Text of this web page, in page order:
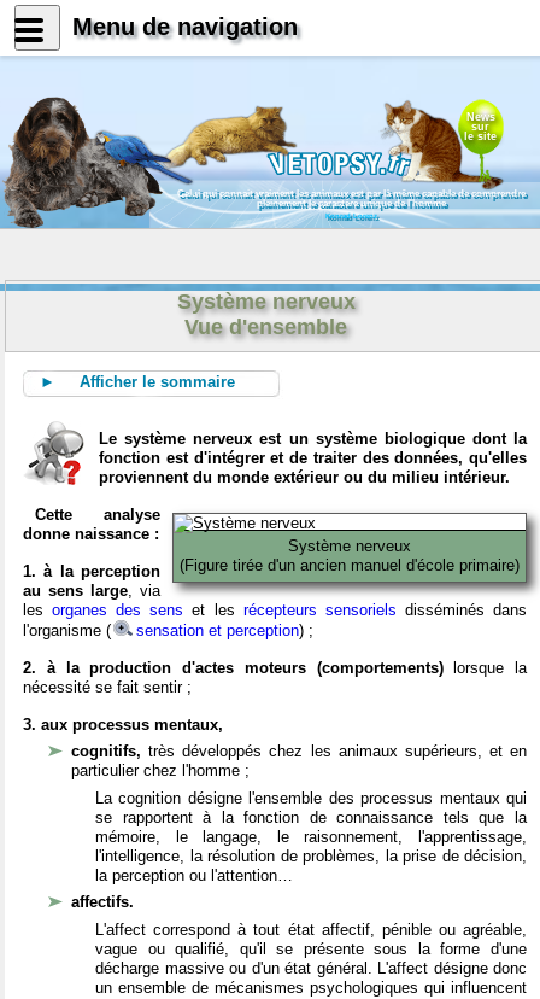
News
sur
le site
Celui qui connait vraiment les animaux est par là même capable de comprendre
pleinement le caractère unique de l'homme
Konrad Lorenz
Système nerveux
Vue d'ensemble
► Afficher le sommaire
Le système nerveux est un système biologique dont la
fonction est d'intégrer et de traiter des données, qu'elles
proviennent du monde extérieur ou du milieu intérieur.
Système nerveux
(Figure tirée d'un ancien manuel d'école primaire)
Cette analyse
donne naissance :
1. à la perception
au sens large, via
lesorganes des sens et les récepteurs sensoriels disséminés dans
l'organisme (
sensation et perception) ;
2. à la production d'actes moteurs (comportements)lorsque la
nécessité se fait sentir ;
3. aux processus mentaux,
cognitifs,très développés chez les animaux supérieurs, et en
particulier chez l'homme ;
La cognition désigne l'ensemble des processus mentaux qui
se rapportent à la fonction de connaissance tels que la
mémoire, le langage, le raisonnement, l'apprentissage,
l'intelligence, la résolution de problèmes, la prise de décision,
la perception ou l'attention…
affectifs.
L'affect correspond à tout état affectif, pénible ou agréable,
vague ou qualifié, qu'il se présente sous la forme d'une
décharge massive ou d'un état général. L'affect désigne donc
un ensemble de mécanismes psychologiques qui influencent
Menu de navigation